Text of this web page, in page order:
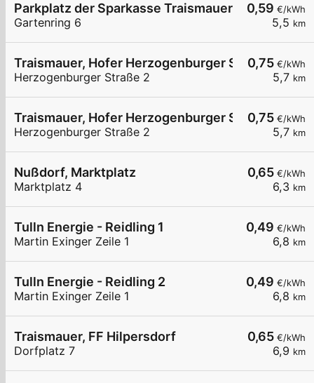
0,59 €/kWh
5,5 km
Parkplatz der Sparkasse Traismauer
Gartenring 6
0,75 €/kWh
5,7 km
Traismauer, Hofer Herzogenburger Straße
Herzogenburger Straße 2
0,75 €/kWh
5,7 km
Traismauer, Hofer Herzogenburger Straße
Herzogenburger Straße 2
0,65 €/kWh
6,3 km
Nußdorf, Marktplatz
Marktplatz 4
0,49 €/kWh
6,8 km
Tulln Energie - Reidling 1
Martin Exinger Zeile 1
0,49 €/kWh
6,8 km
Tulln Energie - Reidling 2
Martin Exinger Zeile 1
0,65 €/kWh
6,9 km
Traismauer, FF Hilpersdorf
Dorfplatz 7